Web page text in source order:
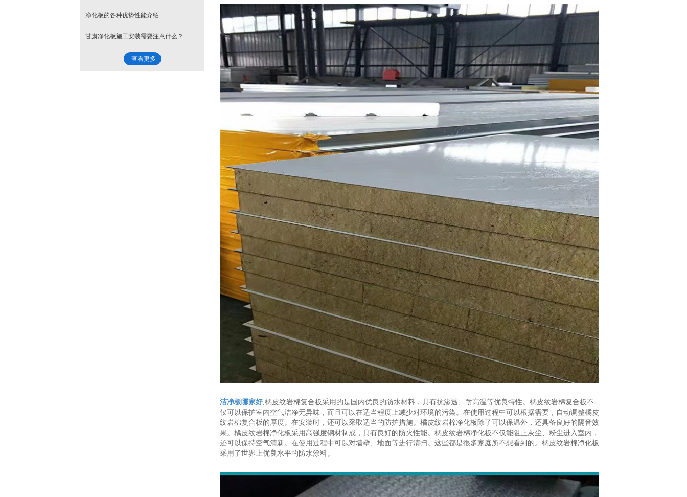
洁净板哪家好,橘皮纹岩棉复合板采用的是国内优良的防水材料，具有抗渗透、耐高温等优良特性。橘皮纹岩棉复合板不
仅可以保护室内空气洁净无异味，而且可以在适当程度上减少对环境的污染。在使用过程中可以根据需要，自动调整橘皮
纹岩棉复合板的厚度。在安装时，还可以采取适当的防护措施。橘皮纹岩棉净化板除了可以保温外，还具备良好的隔音效
果。橘皮纹岩棉净化板采用高强度钢材制成，具有良好的防火性能。橘皮纹岩棉净化板不仅能阻止灰尘、粉尘进入室内，
还可以保持空气清新。在使用过程中可以对墙壁、地面等进行清扫。这些都是很多家庭所不想看到的。橘皮纹岩棉净化板
采用了世界上优良水平的防水涂料。
净化板的各种优势性能介绍
甘肃净化板施工安装需要注意什么？
查看更多